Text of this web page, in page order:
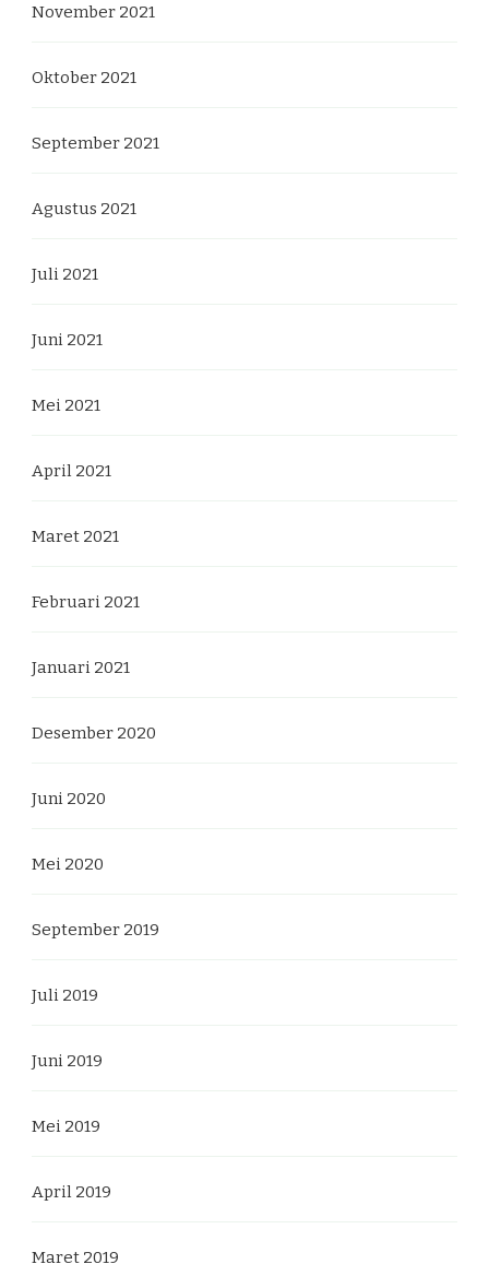
November 2021
Oktober 2021
September 2021
Agustus 2021
Juli 2021
Juni 2021
Mei 2021
April 2021
Maret 2021
Februari 2021
Januari 2021
Desember 2020
Juni 2020
Mei 2020
September 2019
Juli 2019
Juni 2019
Mei 2019
April 2019
Maret 2019